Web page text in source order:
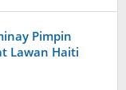
Pimpin
Lawan Haiti